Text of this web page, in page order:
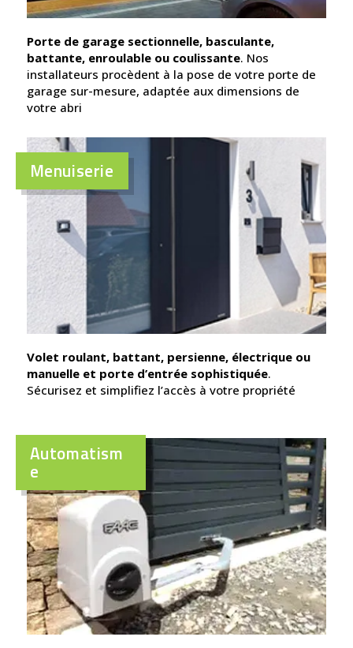
Porte de garage sectionnelle, basculante,
battante, enroulable ou coulissante. Nos
installateurs procèdent à la pose de votre porte de
garage sur-mesure, adaptée aux dimensions de
votre abri
Menuiserie
Volet roulant, battant, persienne, électrique ou
manuelle et porte d’entrée sophistiquée.
Sécurisez et simplifiez l’accès à votre propriété
Automatism
e